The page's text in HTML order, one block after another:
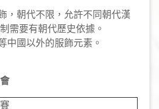
，朝代不限，允許不同朝代漢
需要有朝代歷史依據。
中國以外的服飾元素。